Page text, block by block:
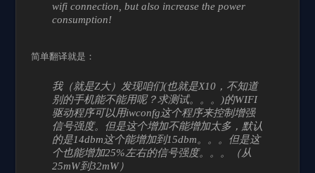
wifi connection, but also increase the power
consumption!
简单翻译就是：
我（就是Z大）发现咱们(也就是X10，不知道
别的手机能不能用呢？求测试。。。)的WIFI
驱动程序可以用iwconfg这个程序来控制增强
信号强度。但是这个增加不能增加太多，默认
的是14dbm这个能增加到15dbm。。。但是这
个也能增加25%左右的信号强度。。。（从
25mW到32mW）